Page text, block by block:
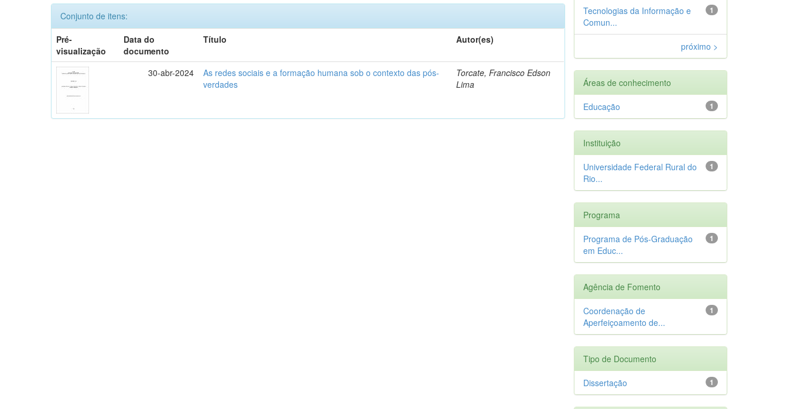
Conjunto de itens:
Pré-
visualização
Data do
documento
Título Autor(es)
30-abr-2024
As redes sociais e a formação humana sob o contexto das pós-
verdades
Torcate, Francisco Edson
Lima
1
Tecnologias da Informação e
Comun...
próximo >
Áreas de conhecimento
1
Educação
Instituição
1
Universidade Federal Rural do
Rio...
Programa
1
Programa de Pós-Graduação
em Educ...
Agência de Fomento
1
Coordenação de
Aperfeiçoamento de...
Tipo de Documento
1
Dissertação